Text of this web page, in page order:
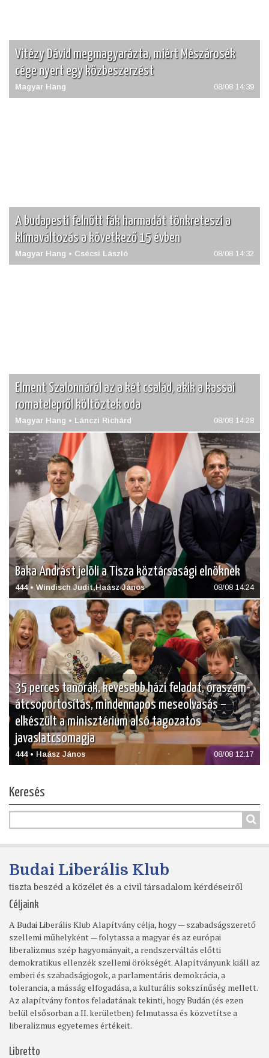
Vitézy Dávid megmagyarázta, miért Mészárosék
cége nyert egy közbeszerzést
Magyar Hang 08/08 14:39
A budapesti felnőtt fák harmadát tönkreteszi a
klímaváltozás a következő 15 évben
Magyar Hang • Csécsi László 08/08 14:32
Elment Szalonnáról az a két család, akik a kassai
romatelepről költöztek oda
Magyar Hang • Lánczi Richárd 08/08 14:28
Baka Andrást jelöli a Tisza köztársasági elnöknek
444 • Windisch Judit,Haász János 08/08 14:24
35 perces tanórák, kevesebb házi feladat, óraszám-
átcsoportosítás, mindennapos meseolvasás –
elkészült a minisztérium alsó tagozatos
javaslatcsomagja
444 • Haász János 08/08 12:17
Keresés
Budai Liberális Klub
tiszta beszéd a közélet és a civil társadalom kérdéseiről
Céljaink
A Budai Liberális Klub Alapítvány célja, hogy — szabadságszerető
szellemi műhelyként — folytassa a magyar és az európai
liberalizmus szép hagyományait, a rendszerváltás előtti
demokratikus ellenzék szellemi örökségét. Alapítványunk kiáll az
emberi és szabadságjogok, a parlamentáris demokrácia, a
tolerancia, a másság elfogadása, a kulturális sokszínűség mellett.
Az alapítvány fontos feladatának tekinti, hogy Budán (és ezen
belül elsősorban a II. kerületben) felmutassa és közvetítse a
liberalizmus egyetemes értékeit.
Libretto